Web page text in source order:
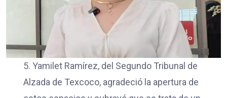
5. Yamilet Ramírez, del Segundo Tribunal de
Alzada de Texcoco, agradeció la apertura de